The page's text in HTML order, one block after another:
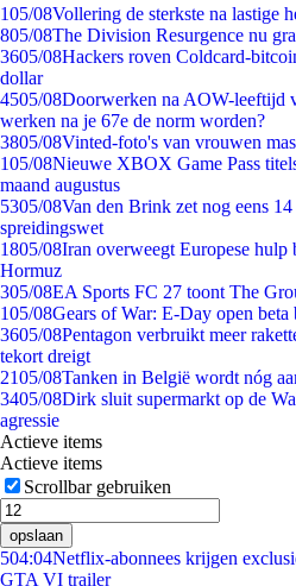
105/08Vollering de sterkste na lastige
805/08The Division Resurgence nu
3605/08Hackers roven Coldcard-
dollar
4505/08Doorwerken na AOW-leeftijd
werken na je 67e de norm worden?
3805/08Vinted-foto's van vrouwen
105/08Nieuwe XBOX Game Pass
maand augustus
5305/08Van den Brink zet nog eens
spreidingswet
1805/08Iran overweegt Europese
Hormuz
305/08EA Sports FC 27 toont The
105/08Gears of War: E-Day open beta
3605/08Pentagon verbruikt meer
tekort dreigt
2105/08Tanken in België wordt nóg
3405/08Dirk sluit supermarkt op de
agressie
Actieve items
Actieve items
Scrollbar gebruiken
opslaan
504:04Netflix-abonnees krijgen
GTA VI trailer